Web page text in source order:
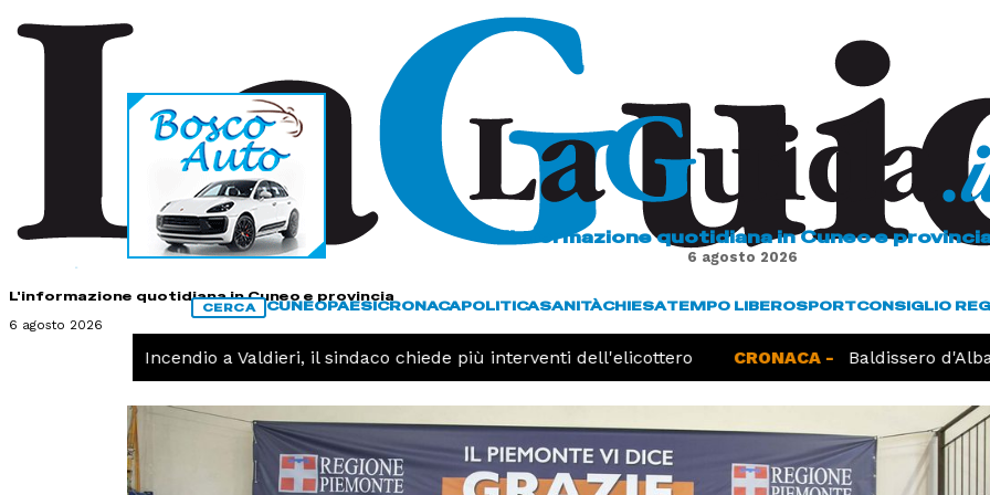
L'informazione quotidiana in Cuneo e provincia
6 agosto 2026
L'informazione quotidiana in Cuneo e
6 agosto 2026
CERCA CUNEOPAESICRONACAPOLITICASANITÀCHIESATEMPO LIBEROSPORTCONSIGLIO
Incendio a Valdieri, il sindaco chiede più interventi dell'elicottero CRONACA - Baldissero d'Alba,